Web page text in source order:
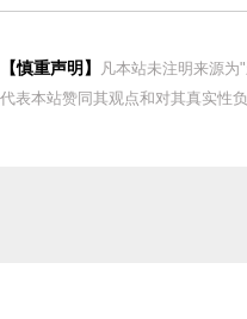
【慎重声明】
凡本站未注明来源
代表本站赞同其观点和对其真实性